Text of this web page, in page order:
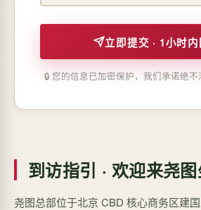
立即提交 · 1小时
🔒 您的信息已加密保护，我们承诺绝
到访指引 · 欢迎来尧
尧图总部位于北京 CBD 核心商务区建